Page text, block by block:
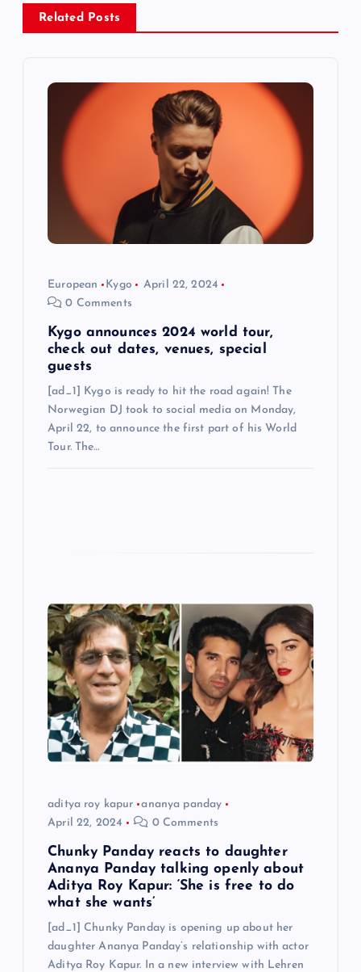
v
Related Posts
European Kygo
April 22, 2024
0 Comments
Kygo announces 2024 world tour,
check out dates, venues, special
guests
[ad_1] Kygo is ready to hit the road again! The
Norwegian DJ took to social media on Monday,
April 22, to announce the first part of his World
Tour. The…
aditya roy kapur
ananya panday
April 22, 2024
0 Comments
Chunky Panday reacts to daughter
Ananya Panday talking openly about
Aditya Roy Kapur: ‘She is free to do
what she wants’
[ad_1] Chunky Panday is opening up about her
daughter Ananya Panday’s relationship with actor
Aditya Roy Kapur. In a new interview with Lehren